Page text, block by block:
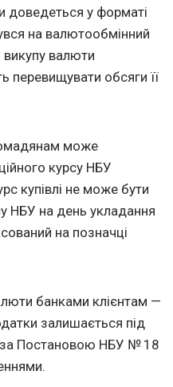
у форматі
на валютообмінний
валюти
обсяги її
може
курсу НБУ
купівлі не може бути
НБУ на день укладання
на позначці
банками клієнтам —
залишається під
за Постановою НБУ № 18